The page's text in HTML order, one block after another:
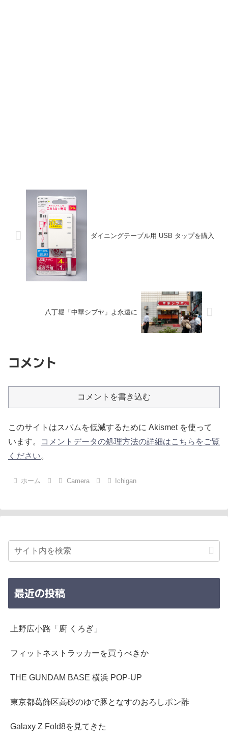
ダイニングテーブル用 USB タップを購入
八丁堀「中華シブヤ」よ永遠に
コメント
コメントを書き込む
このサイトはスパムを低減するために Akismet を使って
います。
コメントデータの処理方法の詳細はこちらをご覧
ください。
ホーム Camera Ichigan
最近の投稿
上野広小路「廚 くろぎ」
フィットネストラッカーを買うべきか
THE GUNDAM BASE 横浜 POP-UP
東京都葛飾区高砂のゆで豚となすのおろしポン酢
Galaxy Z Fold8を見てきた